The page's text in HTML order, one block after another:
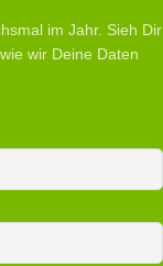
im Jahr. Sieh Dir
wir Deine Daten